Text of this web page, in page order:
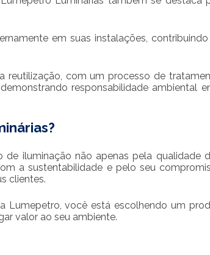
em suas instalações,
reutilização, com um processo de
responsabilidade ambiental
iluminação não apenas pela qualidade
a sustentabilidade e pelo seu
clientes.
Lumepetro, você está escolhendo um
valor ao seu ambiente.